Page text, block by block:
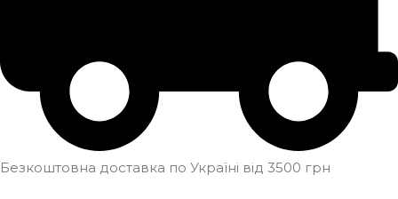
Безкоштовна доставка по Україні від 3500 грн